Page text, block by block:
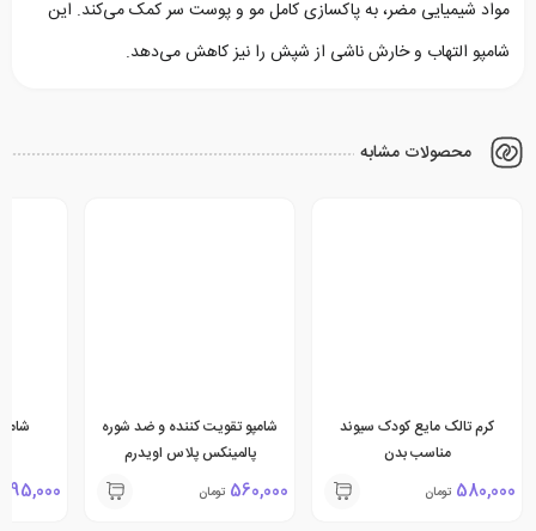
مواد شیمیایی مضر، به پاکسازی کامل مو و پوست سر کمک می‌کند. این
شامپو التهاب و خارش ناشی از شپش را نیز کاهش می‌دهد.
محصولات مشابه
کرم تالک مایع کودک سیوند
مناسب بدن
580,000 تومان
شامپو تقویت کننده و ضد شوره
پالمینکس پلاس اویدرم
560,000 تومان 295,000